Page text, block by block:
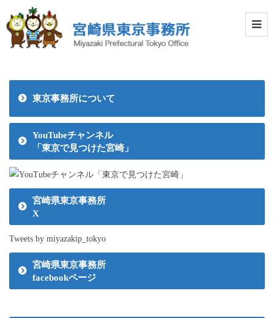
東京事務所について
YouTubeチャンネル
「東京で見つけた宮崎」
宮崎県東京事務所
X
Tweets by miyazakip_tokyo
宮崎県東京事務所
facebookページ